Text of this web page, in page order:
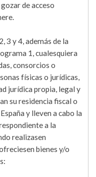
de acceso
3 y 4, además de la
1, cualesquiera
consorcios o
físicas o jurídicas,
jurídica propia, legal y
su residencia fiscal o
y lleven a cabo la
a la
realizasen
bienes y/o